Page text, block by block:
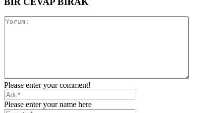
Please enter your comment!
Please enter your name here